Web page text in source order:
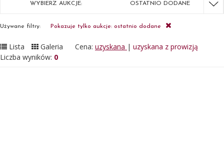
WYBIERZ AUKCJE: OSTATNIO DODANE
Używane filtry: Pokazuje tylko aukcje: ostatnio dodane
Lista Galeria Cena: uzyskana | uzyskana z prowizją
Liczba wyników: 0